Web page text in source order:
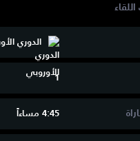
الدوري
1
4:45 مساءاََ